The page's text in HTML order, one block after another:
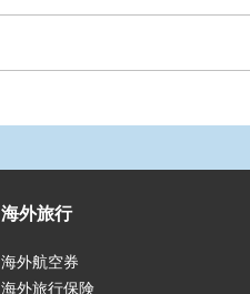
海外旅行
海外航空券
海外旅行保険